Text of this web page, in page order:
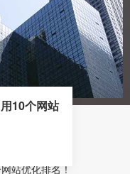
10个网站